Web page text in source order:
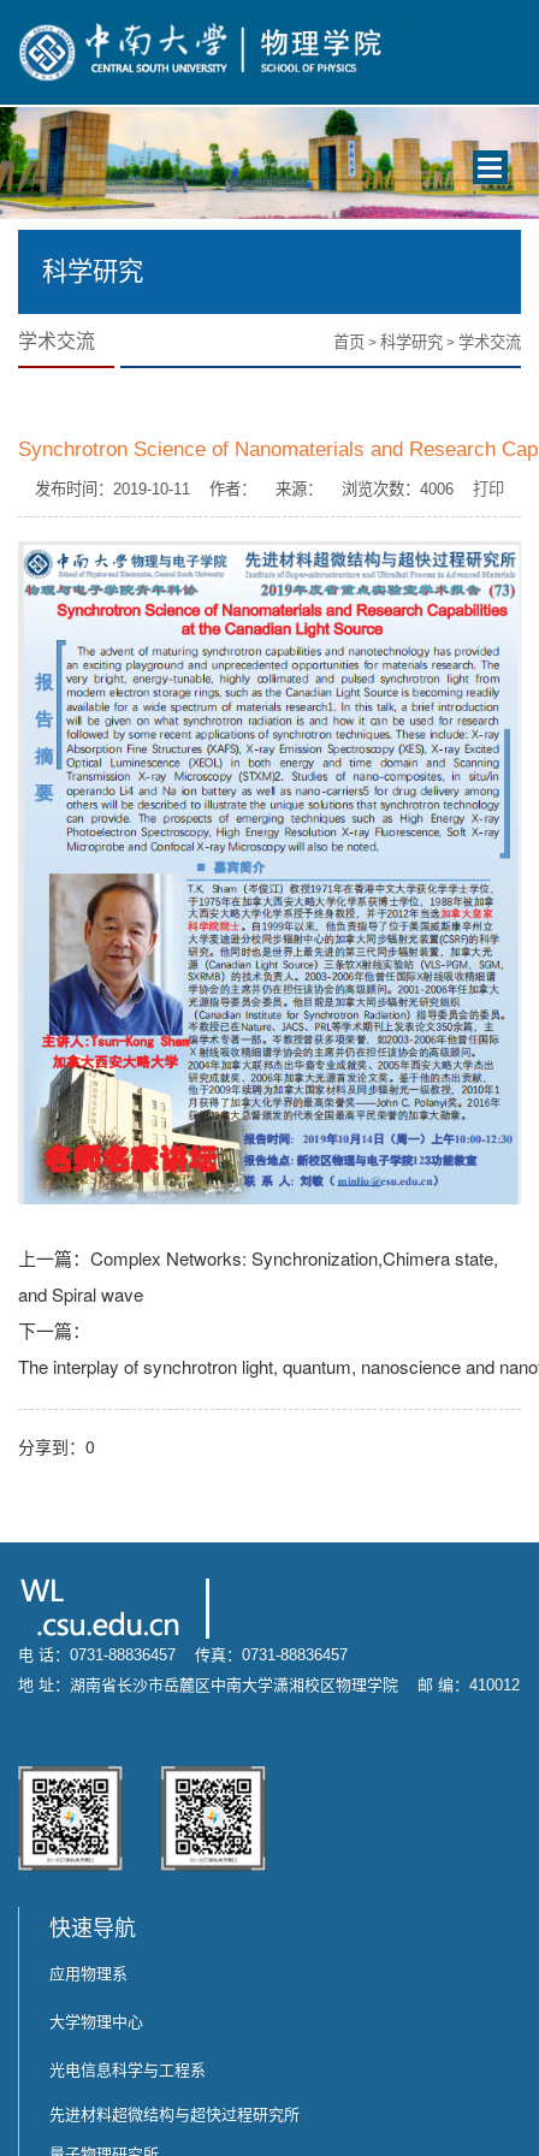
Toggle
科学研究
学术交流 首页 > 科学研究 > 学术交流
Synchrotron Science of Nanomaterials and Research
发布时间：2019-10-11 作者： 来源： 浏览次数： 4006 打印
上一篇： Complex Networks: Synchronization,Chimera state,
and Spiral wave
下一篇：
The interplay of synchrotron light, quantum, nanoscience and
分享到： 0
电 话：0731-88836457 传真：0731-88836457
地 址：湖南省长沙市岳麓区中南大学潇湘校区物理学院 邮 编：410012
快速导航
应用物理系
大学物理中心
光电信息科学与工程系
先进材料超微结构与超快过程研究所